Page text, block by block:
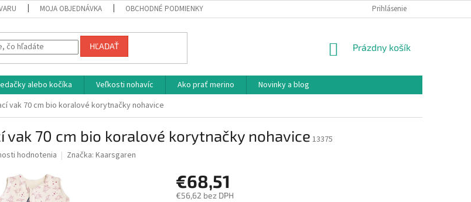
MOJA OBJEDNÁVKA OBCHODNÉ PODMIENKY AKO NAKUPOVAŤ
Prihlásenie
HĽADAŤ
NÁKUPNÝ
Prázdny košík
alebo kočíka Veľkosti nohavíc Ako prať merino
Novinky a blog
vak 70 cm bio koralové korytnačky nohavice
vak 70 cm bio koralové korytnačky nohavice 13375
hodnotenia Značka: Kaarsgaren
€68,51
€56,62 bez DPH